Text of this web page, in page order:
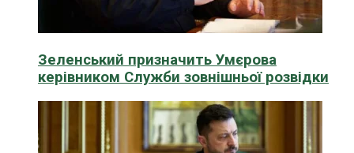
Зеленський призначить Умєрова
керівником Служби зовнішньої розвідки